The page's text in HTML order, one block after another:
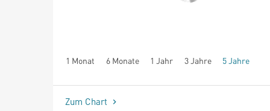
1 Monat 6 Monate 1 Jahr 3 Jahre 5 Jahre
seit Beginn
Zum Chart